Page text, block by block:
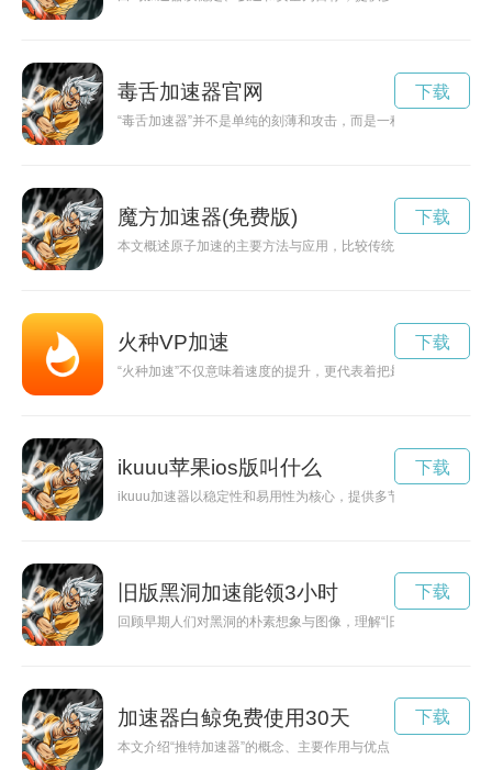
毒舌加速器官网
“毒舌加速器”并不是单纯的刻薄和攻击，而是一种把表达速度
下载
魔方加速器(免费版)
本文概述原子加速的主要方法与应用，比较传统带电粒子加速
下载
火种VP加速
“火种加速”不仅意味着速度的提升，更代表着把最初的灵感、
下载
ikuuu苹果ios版叫什么
ikuuu加速器以稳定性和易用性为核心，提供多节点、智能分流
下载
旧版黑洞加速能领3小时
回顾早期人们对黑洞的朴素想象与图像，理解“旧版黑洞”作为科
下载
加速器白鲸免费使用30天
本文介绍“推特加速器”的概念、主要作用与优点，并提醒用户关
下载